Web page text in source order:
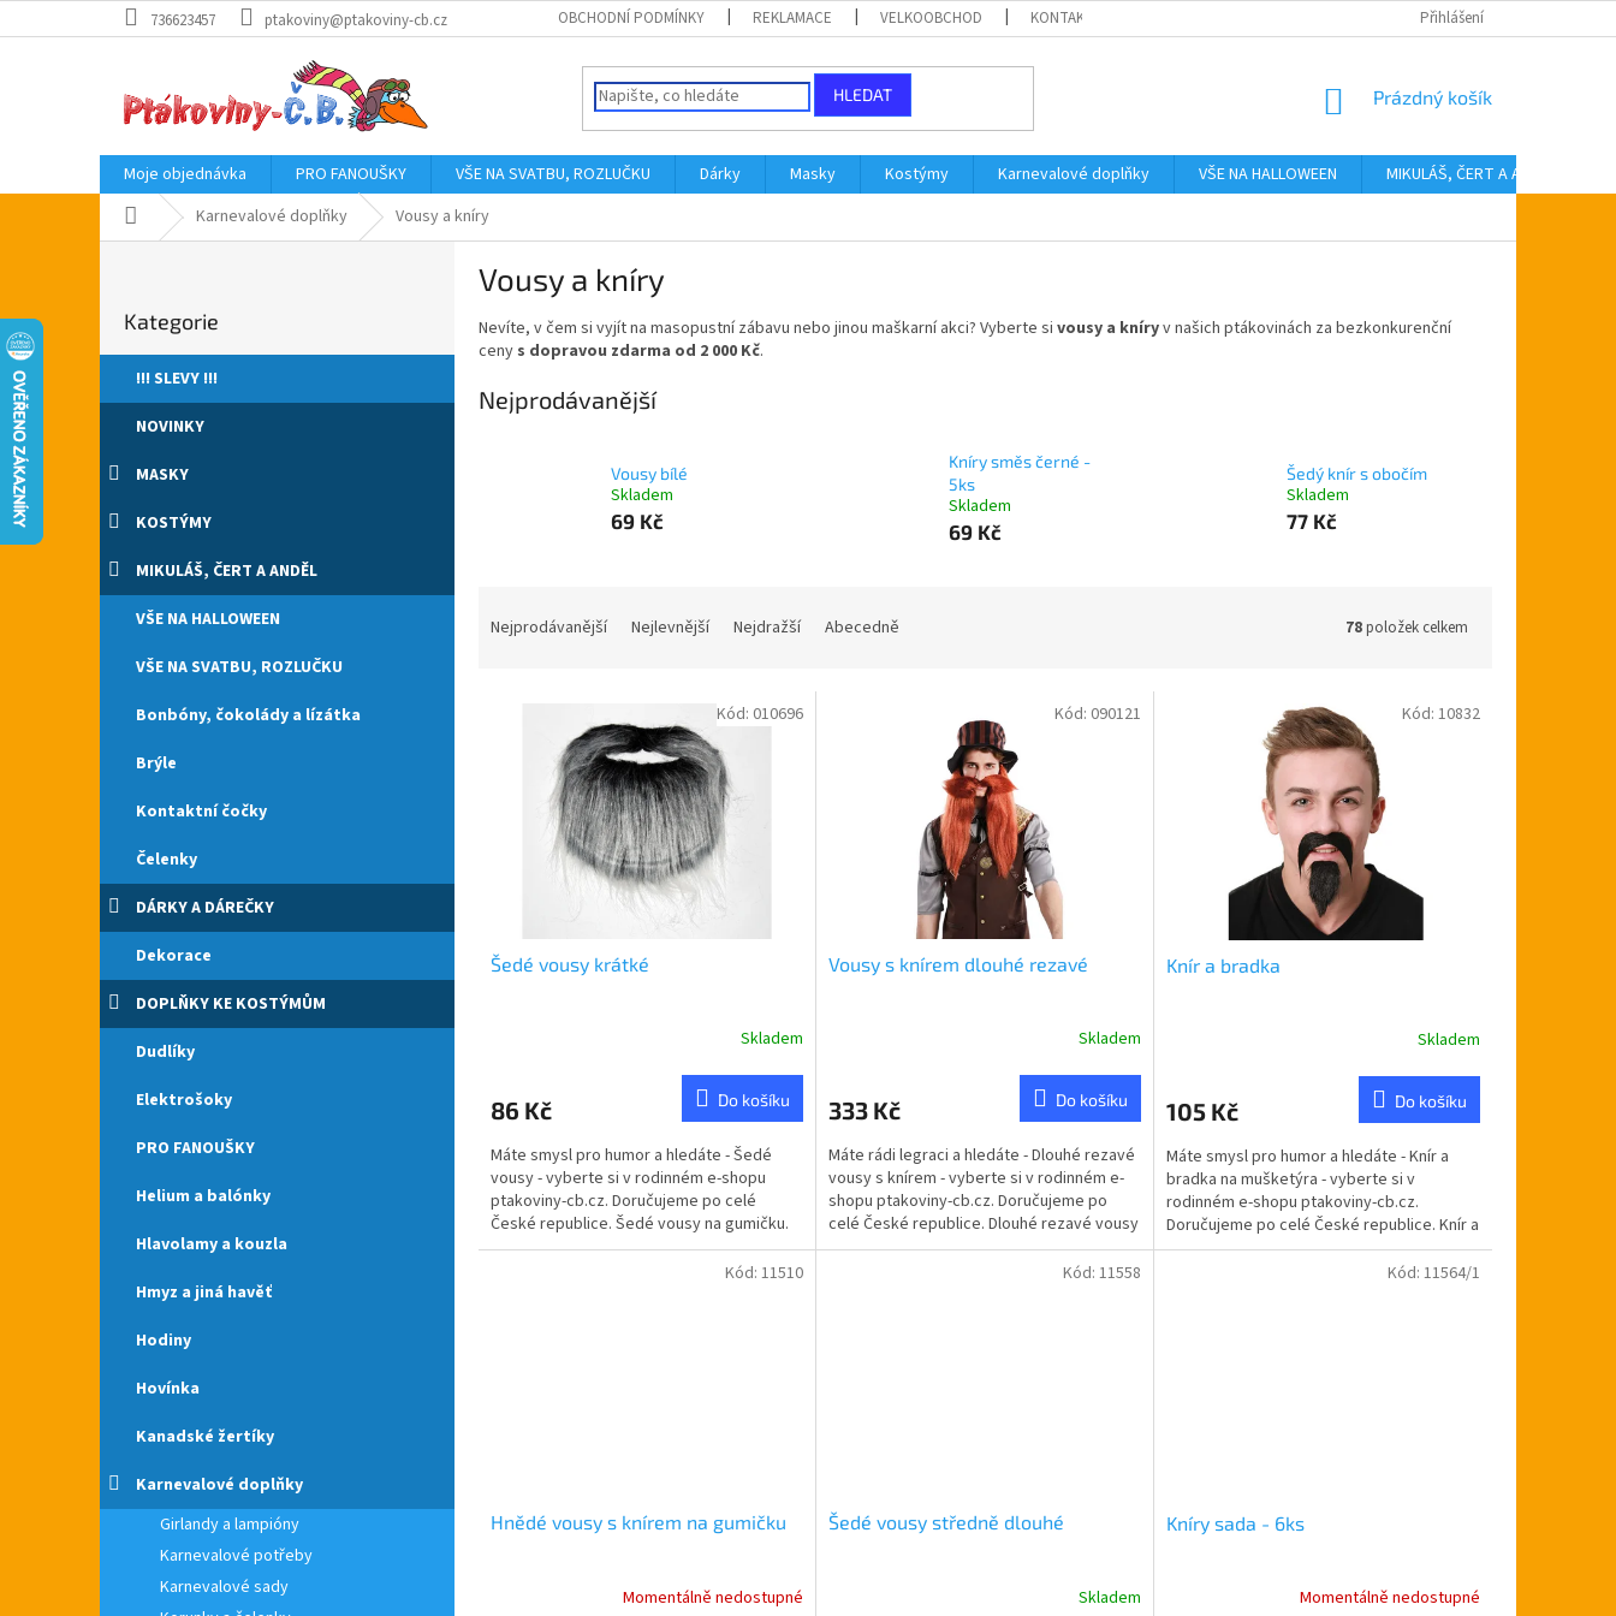
na
736623457 ptakoviny@ptakoviny-cb.cz OBCHODNÍ PODMÍNKY REKLAMACE VELKOOBCHOD KONTAKTY Přihlášení
HLEDAT
NÁKUPNÍ
Prázdný košík
Moje objednávka PRO FANOUŠKY VŠE NA SVATBU, ROZLUČKU Dárky Masky Kostýmy Karnevalové doplňky VŠE NA HALLOWEEN MIKULÁŠ, ČERT A ANDĚL
Domů Karnevalové doplňky Vousy a kníry
r
n
a
e
l
kategorie
Kategorie
!!! SLEVY !!!
NOVINKY
MASKY
KOSTÝMY
MIKULÁŠ, ČERT A ANDĚL
VŠE NA HALLOWEEN
VŠE NA SVATBU, ROZLUČKU
Bonbóny, čokolády a lízátka
Brýle
Kontaktní čočky
Čelenky
DÁRKY A DÁREČKY
Dekorace
DOPLŇKY KE KOSTÝMŮM
Dudlíky
Elektrošoky
PRO FANOUŠKY
Helium a balónky
Hlavolamy a kouzla
Hmyz a jiná havěť
Hodiny
Hovínka
Kanadské žertíky
Karnevalové doplňky
Girlandy a lampióny
Karnevalové potřeby
Karnevalové sady
Vousy a kníry
Nevíte, v čem si vyjít na masopustní zábavu nebo jinou maškarní akci? Vyberte si vousy a kníryv našich ptákovinách za bezkonkurenční
ceny s dopravou zdarma od 2 000 Kč.
Nejprodávanější
Vousy bílé
Skladem
69 Kč
Kníry směs černé -
5ks
Skladem
69 Kč
Šedý knír s obočím
Skladem
77 Kč
Nejprodávanější Nejlevnější Nejdražší Abecedně 78položek celkem
Šedé vousy krátké
Skladem
86 Kč Do košíku
Máte smysl pro humor a hledáte - Šedé
vousy - vyberte si v rodinném e-shopu
ptakoviny-cb.cz. Doručujeme po celé
České republice. Šedé vousy na gumičku.
Kód: 010696
Vousy s knírem dlouhé rezavé
Skladem
333 Kč Do košíku
Máte rádi legraci a hledáte - Dlouhé rezavé
vousy s knírem - vyberte si v rodinném e-
shopu ptakoviny-cb.cz. Doručujeme po
celé České republice. Dlouhé rezavé vousy
s knírem a...
Kód: 090121
Knír a bradka
Skladem
105 Kč Do košíku
Máte smysl pro humor a hledáte - Knír a
bradka na mušketýra - vyberte si v
rodinném e-shopu ptakoviny-cb.cz.
Doručujeme po celé České republice. Knír a
bradka na mušketýra.
Kód: 10832
Hnědé vousy s knírem na gumičku
Momentálně nedostupné
Kód: 11510
Šedé vousy středně dlouhé
Skladem
Kód: 11558
Kníry sada - 6ks
Momentálně nedostupné
Kód: 11564/1